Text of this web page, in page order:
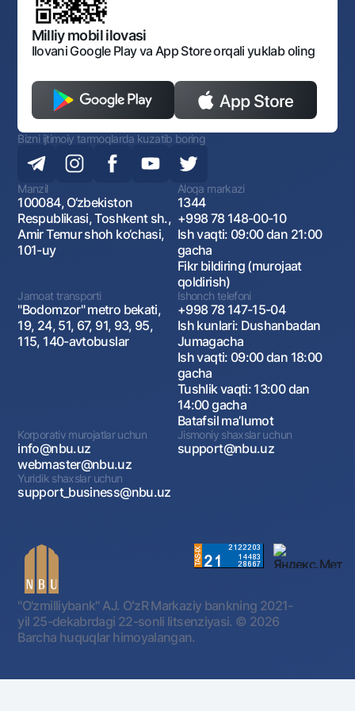
Ochiq ma'lumotlar
Monopoliyaga qarshi komplaens
Milliy mobil ilovasi
Ilovani Google Play va App Store orqali yuklab oling
Bizni ijtimoiy tarmoqlarda kuzatib boring
Manzil
100084, O‘zbekiston
Respublikasi, Toshkent sh.,
Amir Temur shoh ko‘chasi,
101-uy
Aloqa markazi
1344
+998 78 148-00-10
Ish vaqti: 09:00 dan 21:00
gacha
Fikr bildiring (murojaat
qoldirish)
Jamoat transporti
"Bodomzor" metro bekati,
19, 24, 51, 67, 91, 93, 95,
115, 140-avtobuslar
Ishonch telefoni
+998 78 147-15-04
Ish kunlari: Dushanbadan
Jumagacha
Ish vaqti: 09:00 dan 18:00
gacha
Tushlik vaqti: 13:00 dan
14:00 gacha
Batafsil maʼlumot
Korporativ murojatlar uchun
info@nbu.uz
webmaster@nbu.uz
Jismoniy shaxslar uchun
support@nbu.uz
Yuridik shaxslar uchun
support_business@nbu.uz
"O'zmilliybank" AJ. OʻzR Markaziy bankning 2021-
yil 25-dekabrdagi 22-sonli litsenziyasi. © 2026
Barcha huquqlar himoyalangan.